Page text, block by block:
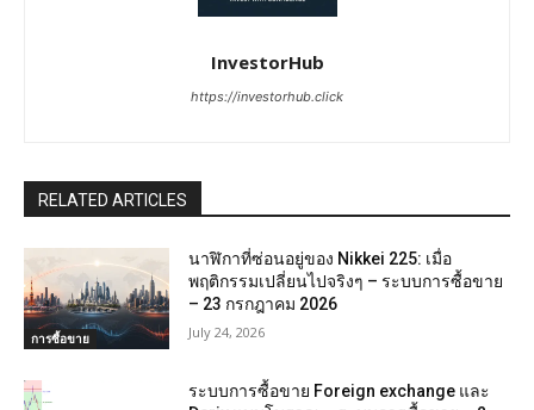
InvestorHub
https://investorhub.click
RELATED ARTICLES
การซื้อขาย
นาฬิกาที่ซ่อนอยู่ของ Nikkei 225: เมื่อ
พฤติกรรมเปลี่ยนไปจริงๆ – ระบบการซื้อขาย
– 23 กรกฎาคม 2026
July 24, 2026
ระบบการซื้อขาย Foreign exchange และ